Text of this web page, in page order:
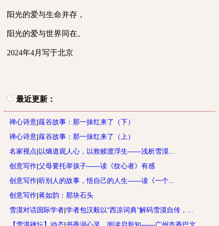
阳光的爱与生命并存，
阳光的爱与世界同在。
2024年4月写于北京
最近更新：
禅心诗意|薤谷故事：那一抹红来了（下）
禅心诗意|薤谷故事：那一抹红来了（上）
名家视点|以熵道观人心，以救赎渡浮生——浅析雪漠...
创意写作|父母要托举孩子——读《纹心者》有感
创意写作|听别人的故事，悟自己的人生——读《一个...
创意写作|蒋如韵：那块石头
雪漠对话国际学者|学者包汉毅以“西凉词典”解码雪漠自传，...